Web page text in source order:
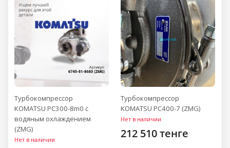
Турбокомпрессор
KOMATSU PC300-8m0 с
водяным охлаждением
(ZMG)
Нет в наличии
Турбокомпрессор
KOMATSU PC400-7 (ZMG)
Нет в наличии
212 510 тенге